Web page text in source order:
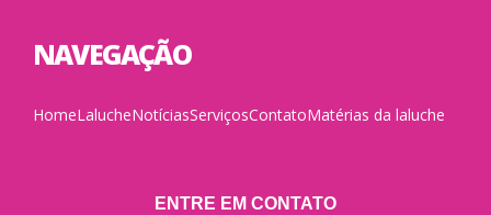
NAVEGAÇÃO
HomeLalucheNotíciasServiçosContatoMatérias da laluche
ENTRE EM CONTATO